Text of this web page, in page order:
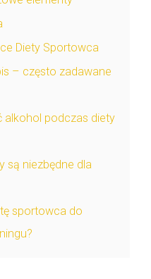
Diety Sportowca
– często zadawane
alkohol podczas diety
są niezbędne dla
sportowca do